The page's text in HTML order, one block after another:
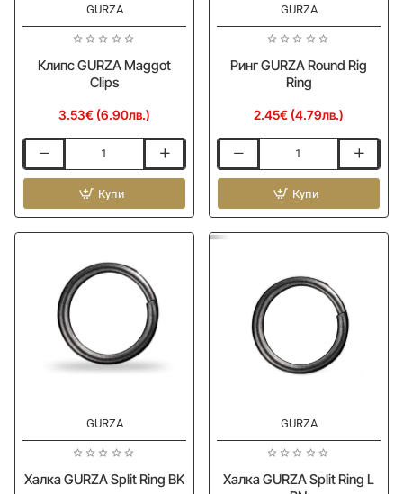
GURZA
Клипс GURZA Maggot
Clips
3.53€ (6.90лв.)
GURZA
Clips
Купи
GURZA
Ринг GURZA Round Rig
Ring
2.45€ (4.79лв.)
GURZA
Rig
Ring
Купи
GURZA
Халка GURZA Split Ring BK
GURZA
Халка GURZA Split Ring L